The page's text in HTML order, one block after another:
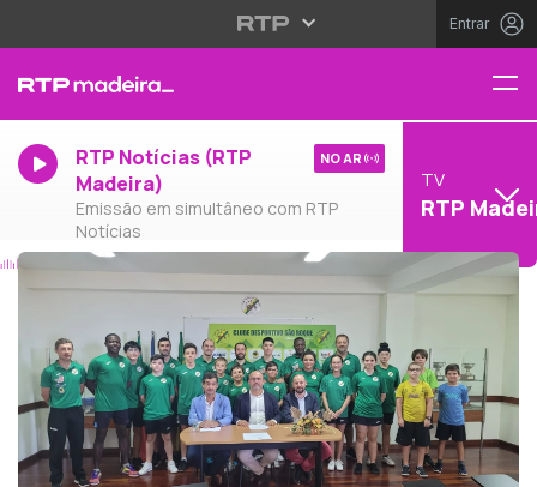
Entrar
RTP Notícias (RTP
Madeira)
Emissão em simultâneo com RTP
Notícias
NO AR
TV
RTP